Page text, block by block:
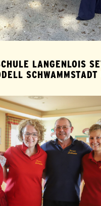
LANGENLOIS
SCHWAMMSTADT